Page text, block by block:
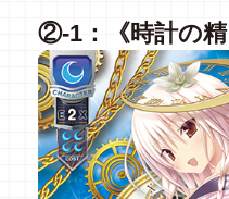
②-1：《時計の精